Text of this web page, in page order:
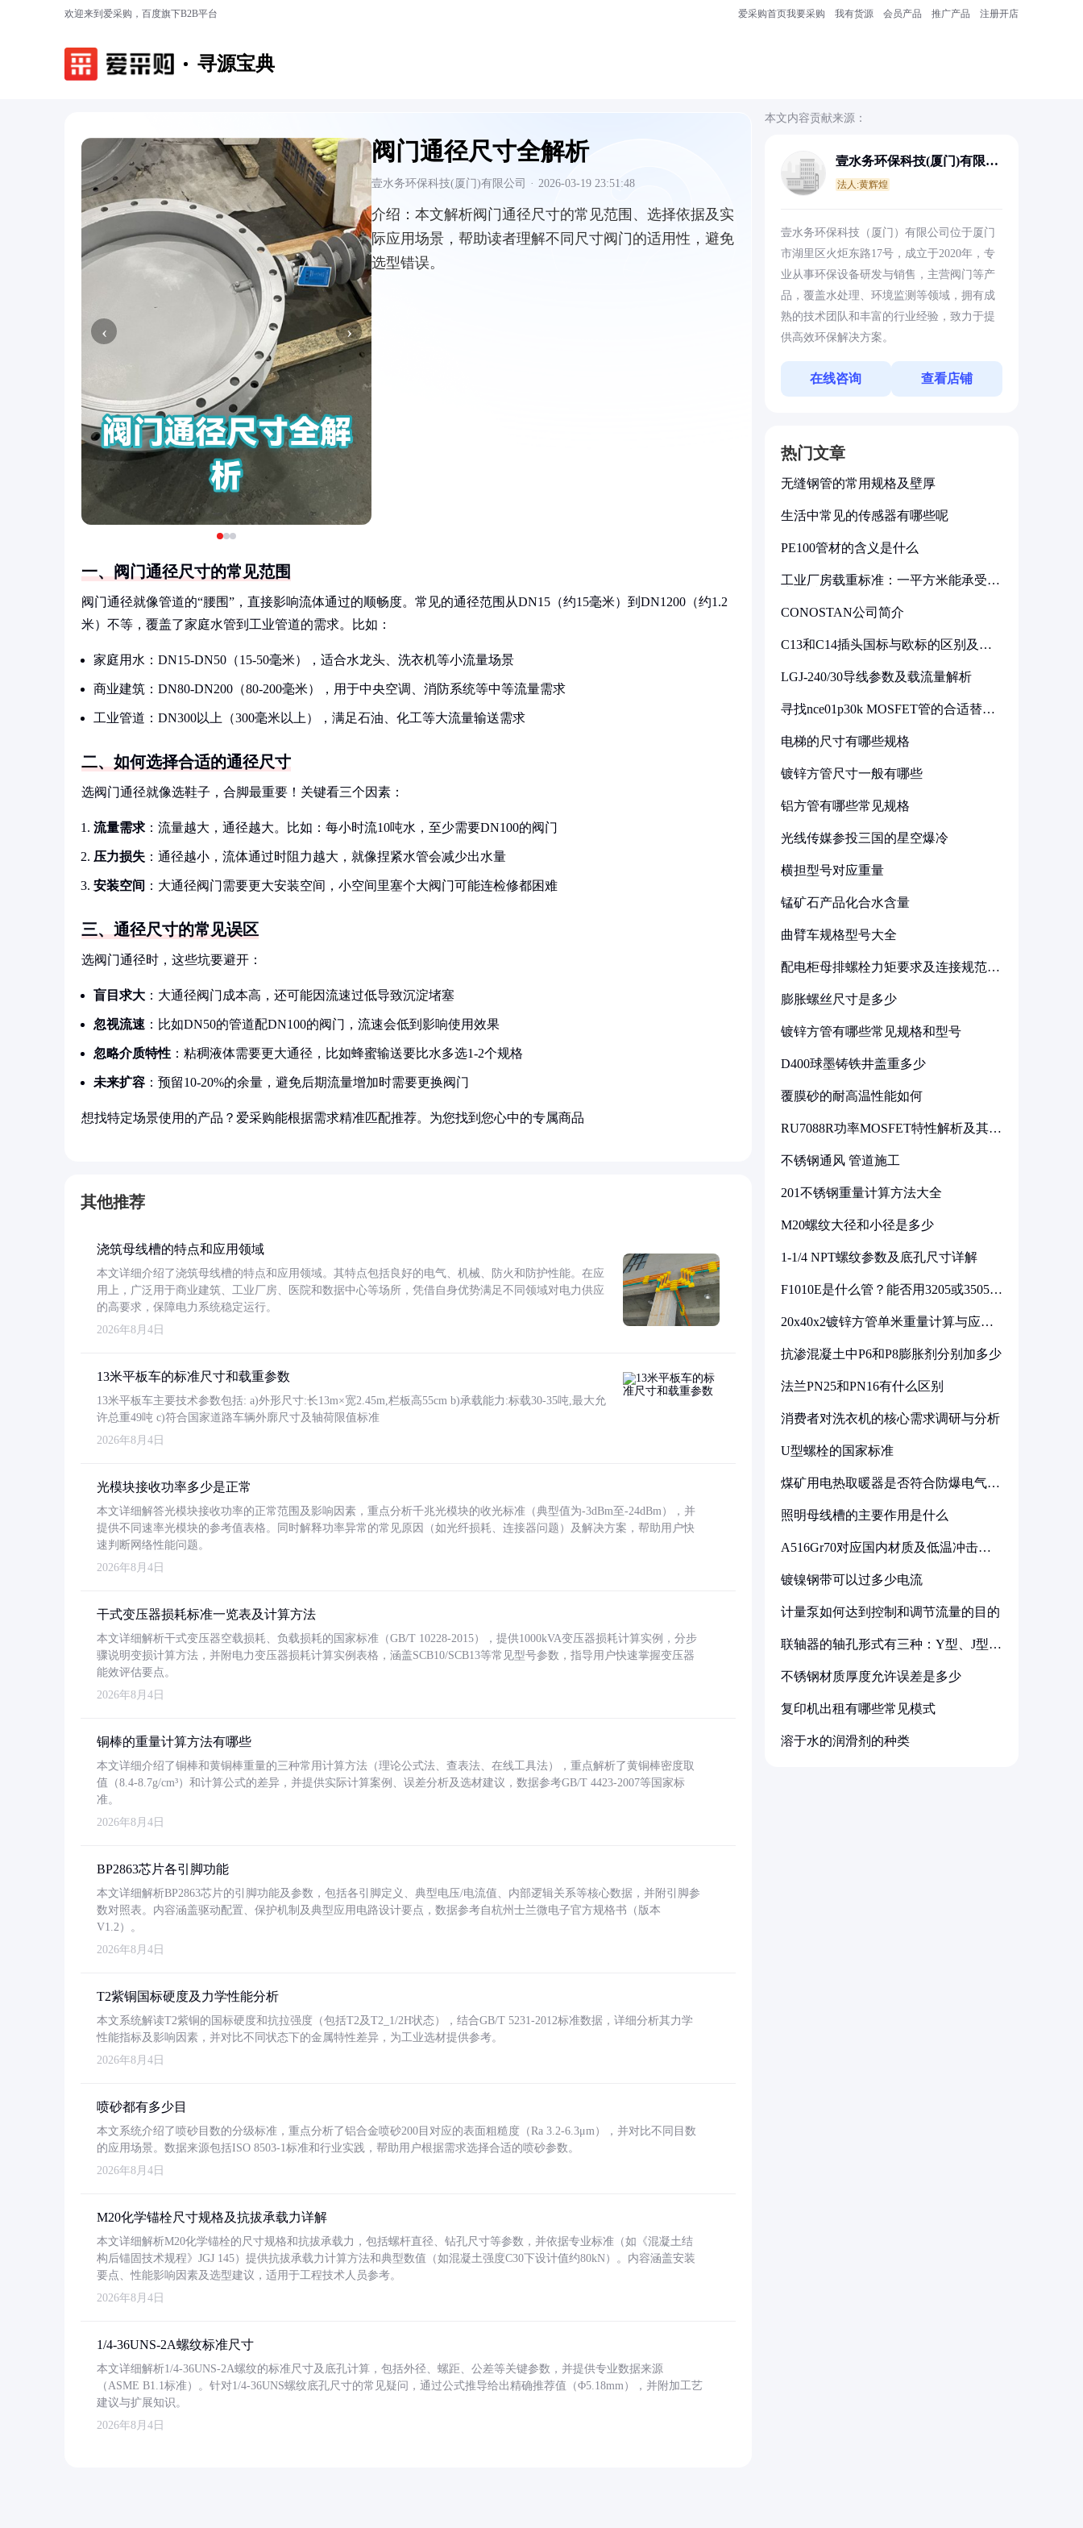
欢迎来到爱采购，百度旗下B2B平台 爱采购首页我要采购 我有货源 会员产品 推广产品 注册开店
寻源宝典
‹ ›
阀门通径尺寸全解析
壹水务环保科技(厦门)有限公司 · 2026-03-19 23:51:48
介绍： 本文解析阀门通径尺寸的常见范围、选择依据及实
际应用场景，帮助读者理解不同尺寸阀门的适用性，避免
选型错误。
一、阀门通径尺寸的常见范围
阀门通径就像管道的“腰围”，直接影响流体通过的顺畅度。常见的通径范围从DN15（约15毫米）到DN1200（约1.2
米）不等，覆盖了家庭水管到工业管道的需求。比如：
家庭用水：DN15-DN50（15-50毫米），适合水龙头、洗衣机等小流量场景
商业建筑：DN80-DN200（80-200毫米），用于中央空调、消防系统等中等流量需求
工业管道：DN300以上（300毫米以上），满足石油、化工等大流量输送需求
二、如何选择合适的通径尺寸
选阀门通径就像选鞋子，合脚最重要！关键看三个因素：
流量需求 ：流量越大，通径越大。比如：每小时流10吨水，至少需要DN100的阀门
压力损失 ：通径越小，流体通过时阻力越大，就像捏紧水管会减少出水量
安装空间 ：大通径阀门需要更大安装空间，小空间里塞个大阀门可能连检修都困难
三、通径尺寸的常见误区
选阀门通径时，这些坑要避开：
盲目求大 ：大通径阀门成本高，还可能因流速过低导致沉淀堵塞
忽视流速 ：比如DN50的管道配DN100的阀门，流速会低到影响使用效果
忽略介质特性 ：粘稠液体需要更大通径，比如蜂蜜输送要比水多选1-2个规格
未来扩容 ：预留10-20%的余量，避免后期流量增加时需要更换阀门
想找特定场景使用的产品？爱采购能根据需求精准匹配推荐。为您找到您心中的专属商品
其他推荐
浇筑母线槽的特点和应用领域
本文详细介绍了浇筑母线槽的特点和应用领域。其特点包括良好的电气、机械、防火和防护性能。在应
用上，广泛用于商业建筑、工业厂房、医院和数据中心等场所，凭借自身优势满足不同领域对电力供应
的高要求，保障电力系统稳定运行。
2026年8月4日
13米平板车的标准尺寸和载重参数
13米平板车主要技术参数包括: a)外形尺寸:长13m×宽2.45m,栏板高55cm b)承载能力:标载30-35吨,最大允
许总重49吨 c)符合国家道路车辆外廓尺寸及轴荷限值标准
2026年8月4日
光模块接收功率多少是正常
本文详细解答光模块接收功率的正常范围及影响因素，重点分析千兆光模块的收光标准（典型值为-3dBm至-24dBm），并
提供不同速率光模块的参考值表格。同时解释功率异常的常见原因（如光纤损耗、连接器问题）及解决方案，帮助用户快
速判断网络性能问题。
2026年8月4日
干式变压器损耗标准一览表及计算方法
本文详细解析干式变压器空载损耗、负载损耗的国家标准（GB/T 10228-2015），提供1000kVA变压器损耗计算实例，分步
骤说明变损计算方法，并附电力变压器损耗计算实例表格，涵盖SCB10/SCB13等常见型号参数，指导用户快速掌握变压器
能效评估要点。
2026年8月4日
铜棒的重量计算方法有哪些
本文详细介绍了铜棒和黄铜棒重量的三种常用计算方法（理论公式法、查表法、在线工具法），重点解析了黄铜棒密度取
值（8.4-8.7g/cm³）和计算公式的差异，并提供实际计算案例、误差分析及选材建议，数据参考GB/T 4423-2007等国家标
准。
2026年8月4日
BP2863芯片各引脚功能
本文详细解析BP2863芯片的引脚功能及参数，包括各引脚定义、典型电压/电流值、内部逻辑关系等核心数据，并附引脚参
数对照表。内容涵盖驱动配置、保护机制及典型应用电路设计要点，数据参考自杭州士兰微电子官方规格书（版本
V1.2）。
2026年8月4日
T2紫铜国标硬度及力学性能分析
本文系统解读T2紫铜的国标硬度和抗拉强度（包括T2及T2_1/2H状态），结合GB/T 5231-2012标准数据，详细分析其力学
性能指标及影响因素，并对比不同状态下的金属特性差异，为工业选材提供参考。
2026年8月4日
喷砂都有多少目
本文系统介绍了喷砂目数的分级标准，重点分析了铝合金喷砂200目对应的表面粗糙度（Ra 3.2-6.3μm），并对比不同目数
的应用场景。数据来源包括ISO 8503-1标准和行业实践，帮助用户根据需求选择合适的喷砂参数。
2026年8月4日
M20化学锚栓尺寸规格及抗拔承载力详解
本文详细解析M20化学锚栓的尺寸规格和抗拔承载力，包括螺杆直径、钻孔尺寸等参数，并依据专业标准（如《混凝土结
构后锚固技术规程》JGJ 145）提供抗拔承载力计算方法和典型数值（如混凝土强度C30下设计值约80kN）。内容涵盖安装
要点、性能影响因素及选型建议，适用于工程技术人员参考。
2026年8月4日
1/4-36UNS-2A螺纹标准尺寸
本文详细解析1/4-36UNS-2A螺纹的标准尺寸及底孔计算，包括外径、螺距、公差等关键参数，并提供专业数据来源
（ASME B1.1标准）。针对1/4-36UNS螺纹底孔尺寸的常见疑问，通过公式推导给出精确推荐值（Φ5.18mm），并附加工艺
建议与扩展知识。
2026年8月4日
本文内容贡献来源：
壹水务环保科技(厦门)有限公
法人:黄辉煌
壹水务环保科技（厦门）有限公司位于厦门
市湖里区火炬东路17号，成立于2020年，专
业从事环保设备研发与销售，主营阀门等产
品，覆盖水处理、环境监测等领域，拥有成
熟的技术团队和丰富的行业经验，致力于提
供高效环保解决方案。
在线咨询 查看店铺
热门文章
无缝钢管的常用规格及壁厚
生活中常见的传感器有哪些呢
PE100管材的含义是什么
工业厂房载重标准：一平方米能承受多
CONOSTAN公司简介
C13和C14插头国标与欧标的区别及其
LGJ-240/30导线参数及载流量解析
寻找nce01p30k MOSFET管的合适替代
电梯的尺寸有哪些规格
镀锌方管尺寸一般有哪些
铝方管有哪些常见规格
光线传媒参投三国的星空爆冷
横担型号对应重量
锰矿石产品化合水含量
曲臂车规格型号大全
配电柜母排螺栓力矩要求及连接规范详
膨胀螺丝尺寸是多少
镀锌方管有哪些常见规格和型号
D400球墨铸铁井盖重多少
覆膜砂的耐高温性能如何
RU7088R功率MOSFET特性解析及其在
不锈钢通风 管道施工
201不锈钢重量计算方法大全
M20螺纹大径和小径是多少
1-1/4 NPT螺纹参数及底孔尺寸详解
F1010E是什么管？能否用3205或3505代
20x40x2镀锌方管单米重量计算与应用
抗渗混凝土中P6和P8膨胀剂分别加多少
法兰PN25和PN16有什么区别
消费者对洗衣机的核心需求调研与分析
U型螺栓的国家标准
煤矿用电热取暖器是否符合防爆电气设
照明母线槽的主要作用是什么
A516Gr70对应国内材质及低温冲击要
镀镍钢带可以过多少电流
计量泵如何达到控制和调节流量的目的
联轴器的轴孔形式有三种：Y型、J型、
不锈钢材质厚度允许误差是多少
复印机出租有哪些常见模式
溶于水的润滑剂的种类